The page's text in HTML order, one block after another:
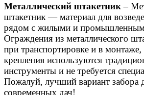
Металлический штакетник–
штакетник — материал для
рядом с жилыми и
Ограждения из металлического
при транспортировке и в монтаже,
крепления используются
инструменты и не требуется
Пожалуй, лучший вариант забора
современных дач!